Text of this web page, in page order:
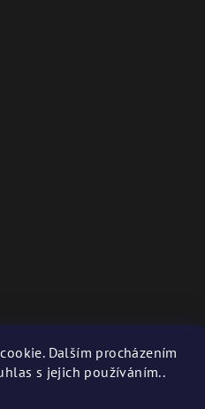
Dalším procházením
s jejich používáním..